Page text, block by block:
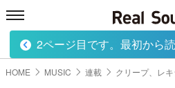
HOME MUSIC MOVIE
HOME MUSIC 連載 クリープ、レ
2ページ目です。最初から